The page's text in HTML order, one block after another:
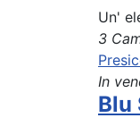
Un'
3
In
Blu